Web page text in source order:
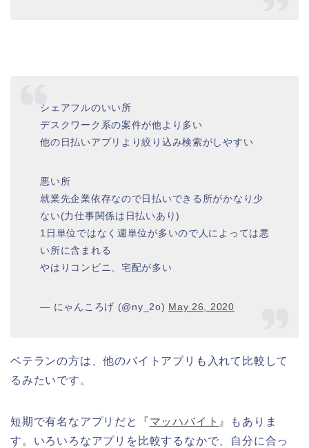
シェアフルのいい所
デスクワーク系の案件が他より多い
他の日払いアプリより絞り込み検索がしやすい
悪い所
就業先企業依存なので日払いできる所がかなり少
ない(力仕事関係は日払いあり)
1日単位ではなく週単位が多いので人によっては悪
い所に含まれる
やはりコンビニ、宅配が多い
— にゃんころげ (@ny_2o) May 26, 2020
ベテランの方は、他のバイトアプリも入れて比較して
るみたいです。
短期で有名なアプリだと『マッハバイト 』もありま
す。いろいろなアプリを比較するなかで、自分に合っ